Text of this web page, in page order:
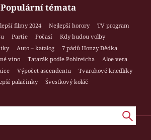
Populární témata
filmy 2024 Nejlepší horory
TV program
Partie Počasí
Kdy budou volby
Auto – katalog
7 pádů Honzy Dědka
víno Tatarák podle Pohlreicha
Aloe vera
Výpočet ascendentu
Tvarohové knedlíky
palačinky
Švestkový koláč